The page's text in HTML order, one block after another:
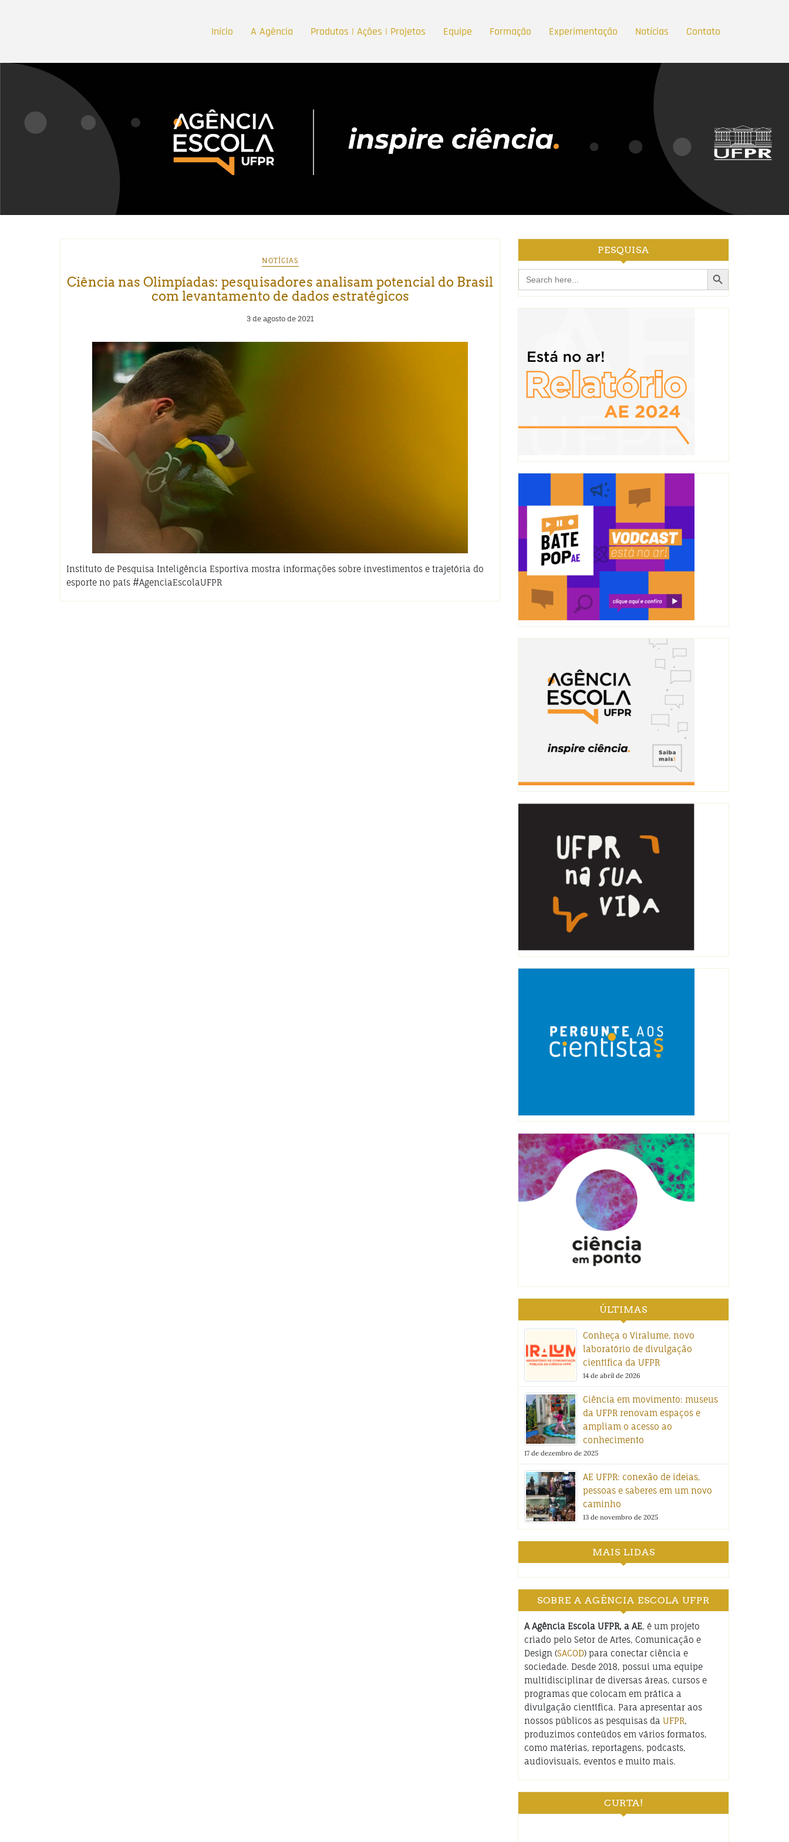
Início A Agência Produtos | Ações | Projetos Equipe Formação Experimentação Notícias Contato
NOTÍCIAS
Ciência nas Olimpíadas: pesquisadores analisam potencial do Brasil
com levantamento de dados estratégicos
3 de agosto de 2021
Instituto de Pesquisa Inteligência Esportiva mostra informações sobre investimentos e trajetória do
esporte no país #AgenciaEscolaUFPR
PESQUISA
Search
for:
Search Button
ÚLTIMAS
Conheça o Viralume, novo
laboratório de divulgação
científica da UFPR
14 de abril de 2026
Ciência em movimento: museus
da UFPR renovam espaços e
ampliam o acesso ao
conhecimento
17 de dezembro de 2025
AE UFPR: conexão de ideias,
pessoas e saberes em um novo
caminho
13 de novembro de 2025
MAIS LIDAS
SOBRE A AGÊNCIA ESCOLA UFPR
A Agência Escola UFPR, a AE, é um projeto
criado pelo Setor de Artes, Comunicação e
Design (SACOD) para conectar ciência e
sociedade. Desde 2018, possui uma equipe
multidisciplinar de diversas áreas, cursos e
programas que colocam em prática a
divulgação científica. Para apresentar aos
nossos públicos as pesquisas da UFPR,
produzimos conteúdos em vários formatos,
como matérias, reportagens, podcasts,
audiovisuais, eventos e muito mais.
CURTA!